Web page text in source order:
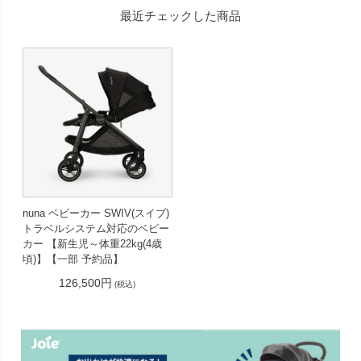
最近チェックした商品
nuna ベビーカー SWIV(スイブ)
トラベルシステム対応のベビー
カー 【新生児～体重22kg(4歳
頃)】【一部 予約品】
126,500円 (税込)